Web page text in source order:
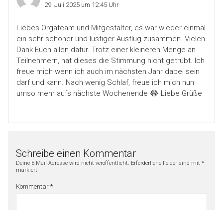
29. Juli 2025 um 12:45 Uhr
Liebes Orgateam und Mitgestalter, es war wieder einmal
ein sehr schöner und lustiger Ausflug zusammen. Vielen
Dank Euch allen dafür. Trotz einer kleineren Menge an
Teilnehmern, hat dieses die Stimmung nicht getrübt. Ich
freue mich wenn ich auch im nächsten Jahr dabei sein
darf und kann. Nach wenig Schlaf, freue ich mich nun
umso mehr aufs nächste Wochenende 😂 Liebe Grüße
Schreibe einen Kommentar
Deine E-Mail-Adresse wird nicht veröffentlicht. Erforderliche Felder sind mit *
markiert
Kommentar *